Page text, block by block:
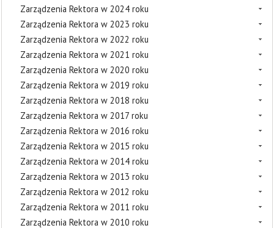
Zarządzenia Rektora w 2024 roku
Zarządzenia Rektora w 2023 roku
Zarządzenia Rektora w 2022 roku
Zarządzenia Rektora w 2021 roku
Zarządzenia Rektora w 2020 roku
Zarządzenia Rektora w 2019 roku
Zarządzenia Rektora w 2018 roku
Zarządzenia Rektora w 2017 roku
Zarządzenia Rektora w 2016 roku
Zarządzenia Rektora w 2015 roku
Zarządzenia Rektora w 2014 roku
Zarządzenia Rektora w 2013 roku
Zarządzenia Rektora w 2012 roku
Zarządzenia Rektora w 2011 roku
Zarządzenia Rektora w 2010 roku